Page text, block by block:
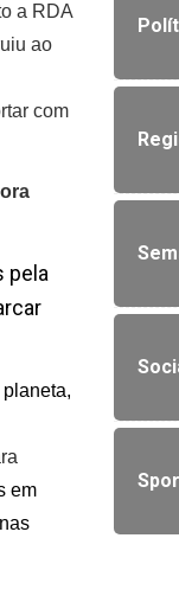
a RDA
ao
com
pela
em